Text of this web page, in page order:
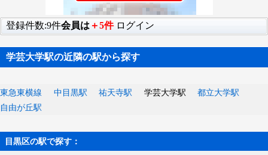
登録件数:9件会員は ＋5件 ログイン
学芸大学駅の近隣の駅から探す
東急東横線 中目黒駅 祐天寺駅 学芸大学駅
都立大学駅
自由が丘駅
目黒区の駅で探す：